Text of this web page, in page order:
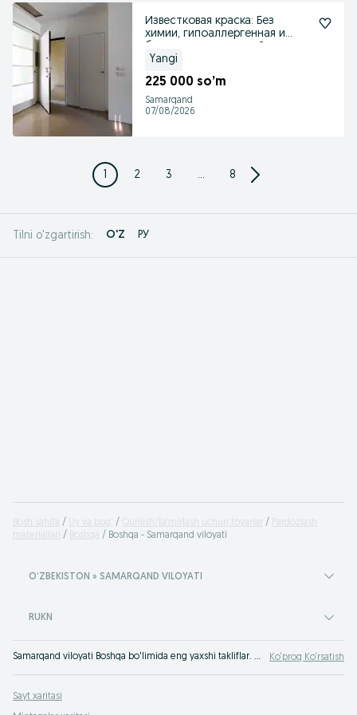
Известковая краска: Без
химии, гипоаллергенная и
Yangi
225 000 so’m
Samarqand
07/08/2026
1 2 3 ... 8
Tilni o'zgartirish: O'Z РУ
Bosh sahifa Uy va bog' Qurilish/ta‘mirlash uchun tovarlar
Pardozlash
materiallari
Boshqa Boshqa - Samarqand viloyati
OʻZBEKISTON » SAMARQAND VILOYATI
RUKN
Samarqand viloyati Boshqa bo'limida eng yaxshi takliflar. OLXda hamyonbop narxlarda mahsulot va xizmatlarning katta tanlovi! OLX.uz da ko'plab takliflar! Ko‘proq Ko‘rsatish
Sayt xaritasi